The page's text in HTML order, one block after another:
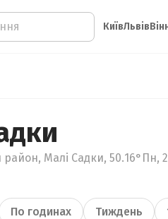
КиївЛьвів
Малі Садки, 50.16°Пн,
По годинах Тиждень